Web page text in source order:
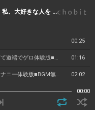
【実演】 【WAVE音源同梱】 私、大好きな人を ゲロまみれにするのが 快感なんです３
00:25
1■初デートでお酒を飲み過ぎて道端でゲロ体験版■効果音BGM入り 01:16
2■ゲロで気分が盛り上がりオナニー体験版■BGM無し効果音入り 02:02
3■対面座位で繋がりながらゲロまみれ体験版■ボイスのみ 01:30
00:00